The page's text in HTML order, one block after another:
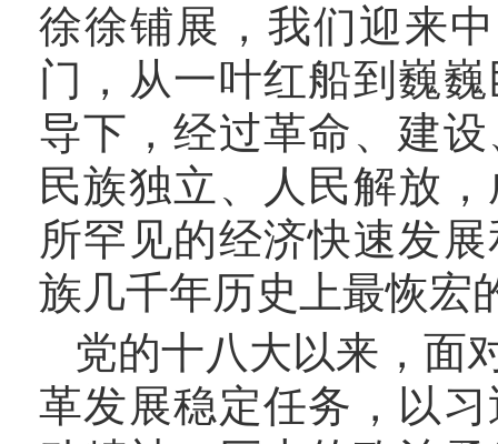
徐徐铺展，我们迎来
门，从一叶红船到巍
导下，经过革命、建
民族独立、人民解放
所罕见的经济快速发
族几千年历史上最恢宏
党的十八大以来，面
革发展稳定任务，以